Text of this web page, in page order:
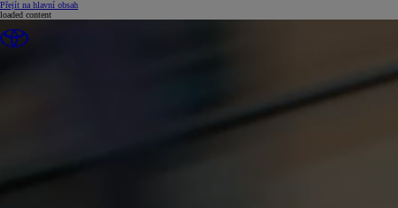
Přejít na hlavní obsah(Press Enter)
loaded content